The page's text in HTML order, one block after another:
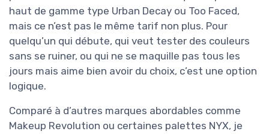
haut de gamme type Urban Decay ou Too Faced,
mais ce n’est pas le même tarif non plus. Pour
quelqu’un qui débute, qui veut tester des couleurs
sans se ruiner, ou qui ne se maquille pas tous les
jours mais aime bien avoir du choix, c’est une option
logique.
Comparé à d’autres marques abordables comme
Makeup Revolution ou certaines palettes NYX, je